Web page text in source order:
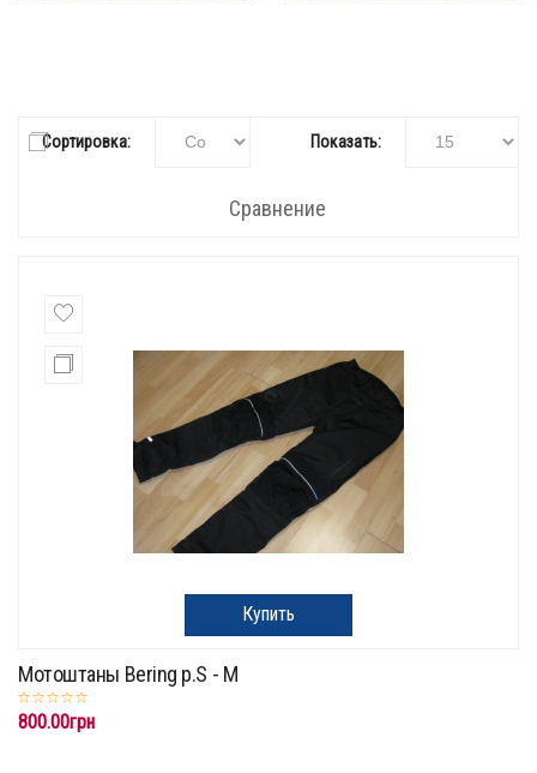
Сортировка: Показать:
Сравнение
Купить
Мотоштаны Bering p.S - М
800.00грн